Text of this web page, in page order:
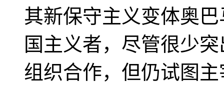
其新保守主义变体奥
国主义者，尽管很少
组织合作，但仍试图